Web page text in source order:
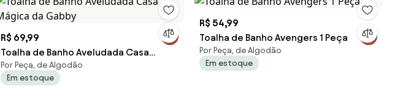
R$ 69,99
Toalha de Banho Aveludada Casa
Mágica da Gabby
Por Peça, de Algodão
Em estoque
R$ 54,99
Toalha de Banho Avengers 1 Peça
Por Peça, de Algodão
Em estoque